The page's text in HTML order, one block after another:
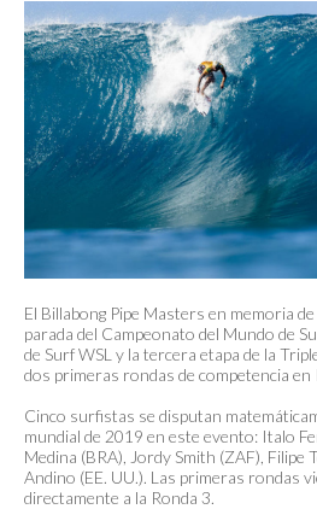
El Billabong Pipe Masters en memoria
parada del Campeonato del Mundo de
de Surf WSL y la tercera etapa de la
dos primeras rondas de competencia en
Cinco surfistas se disputan
mundial de 2019 en este evento: Italo
Medina (BRA), Jordy Smith (ZAF), Filipe
Andino (EE. UU.). Las primeras rondas
directamente a la Ronda 3.